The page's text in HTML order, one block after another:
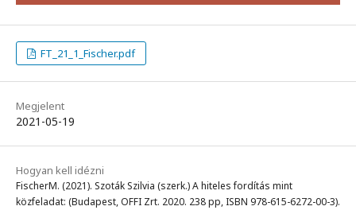
FT_21_1_Fischer.pdf
Megjelent
2021-05-19
Hogyan kell idézni
FischerM. (2021). Szoták Szilvia (szerk.) A hiteles fordítás mint
közfeladat: (Budapest, OFFI Zrt. 2020. 238 pp, ISBN 978-615-6272-00-3).